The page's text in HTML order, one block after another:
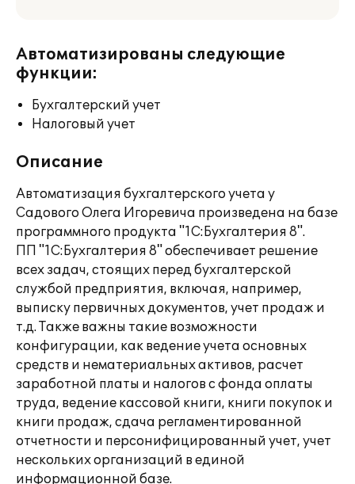
Автоматизированы следующие
функции:
Бухгалтерский учет
Налоговый учет
Описание
Автоматизация бухгалтерского учета у
Садового Олега Игоревича произведена на базе
программного продукта "1С:Бухгалтерия 8".
ПП "1С:Бухгалтерия 8" обеспечивает решение
всех задач, стоящих перед бухгалтерской
службой предприятия, включая, например,
выписку первичных документов, учет продаж и
т.д. Также важны такие возможности
конфигурации, как ведение учета основных
средств и нематериальных активов, расчет
заработной платы и налогов с фонда оплаты
труда, ведение кассовой книги, книги покупок и
книги продаж, сдача регламентированной
отчетности и персонифицированный учет, учет
нескольких организаций в единой
информационной базе.